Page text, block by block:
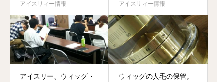
アイスリィー情報 アイスリィー情報
アイスリー、ウィッグ・
ウィッグの人毛の保管。